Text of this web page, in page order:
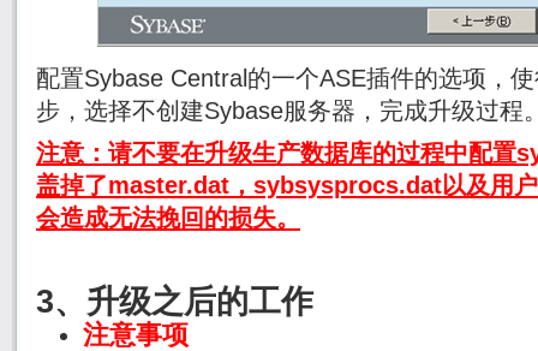
配置Sybase Central的一个ASE插件的选项，
步，选择不创建Sybase服务器，完成升级过程
注意：请不要在升级生产数据库的过程中配置
盖掉了master.dat，sybsysprocs.dat以及用
会造成无法挽回的损失。
3、升级之后的工作
注意事项